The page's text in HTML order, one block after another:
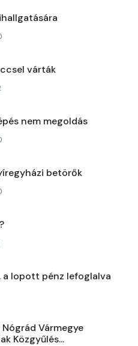
várták
nem megoldás
betörők
a lopott pénz lefoglalva
Vármegye
Közgyűlés...